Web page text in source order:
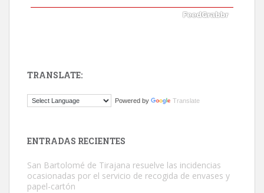
El ayuntamiento se va a llevar a Los Gatos callejeros de la zona los
TRANSLATE:
Powered by Translate
ENTRADAS RECIENTES
San Bartolomé de Tirajana resuelve las incidencias
ocasionadas por el servicio de recogida de envases y
papel-cartón